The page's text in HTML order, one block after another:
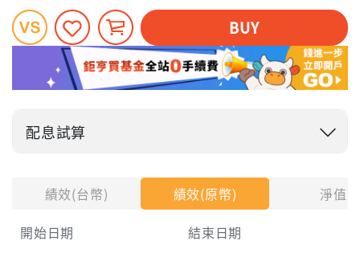
績效(台幣) 績效(原幣)
淨值
開始日期
結束日期
BUY
配息試算
試算區間